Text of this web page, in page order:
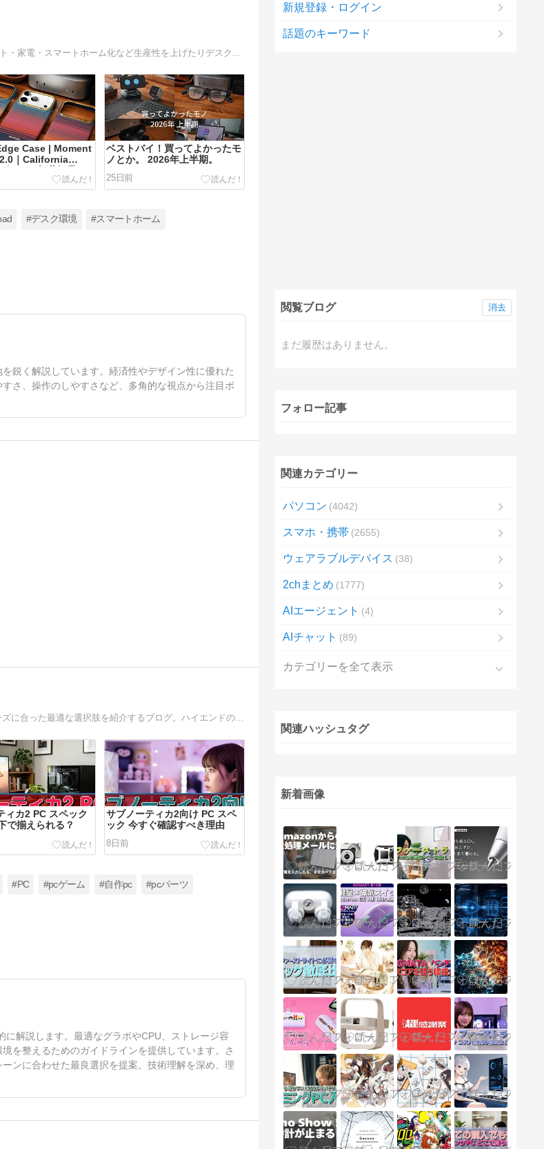
Case | Moment
｜California
ュー。極薄軽量ア
ス iPhone 17 Proで
エディション3種紹
ベストバイ！買ってよかったモ
ノとか。 2026年上半期。
25日前
#デスク環境 #スマートホーム
鋭く解説しています。経済性やデザイン性に優れた
さ、操作のしやすさなど、多角的な視点から注目ポ
ゲーミングPC、BTOパソコン、そしてクリエイター向けPC―それぞれのニーズに合った最適な選択肢を紹介するブログ。ハイエンドの性能からコストパフォーマンスまで幅広い視点で解説し、読者の皆様が理想のPCを見つけるお手伝いをします。
ィカ2 PC スペック
で揃えられる？
サブノーティカ2向け PC スペ
ック 今すぐ確認すべき理由
8日前
#PC #pcゲーム #自作pc #pcパーツ
解説します。最適なグラボやCPU、ストレージ容
を整えるためのガイドラインを提供しています。さ
ンに合わせた最良選択を提案。技術理解を深め、理
新規登録・ログイン
話題のキーワード
閲覧ブログ
まだ履歴はありません。
消去
フォロー記事
関連カテゴリー
パソコン 4042
スマホ・携帯 2655
ウェアラブルデバイス 38
2chまとめ 1777
AIエージェント 4
AIチャット 89
カテゴリーを全て表示
関連ハッシュタグ
新着画像